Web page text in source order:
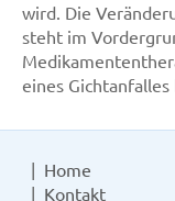
wird. Die
steht im
eines
Home
Kontakt